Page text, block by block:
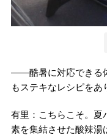
――酷暑に対応できる
もステキなレシピをあ
有里：こちらこそ。夏
素を集結させた酸辣湯